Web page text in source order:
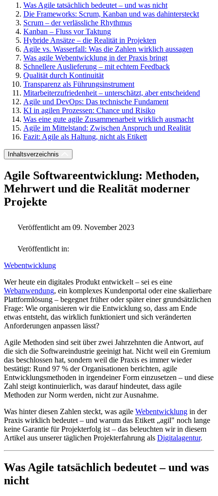
Was Agile tatsächlich bedeutet – und was nicht
Die Frameworks: Scrum, Kanban und was dahintersteckt
Scrum – der verlässliche Rhythmus
Kanban – Fluss vor Taktung
Hybride Ansätze – die Realität in Projekten
Agile vs. Wasserfall: Was die Zahlen wirklich aussagen
Was agile Webentwicklung in der Praxis bringt
Schnellere Auslieferung – mit echtem Feedback
Qualität durch Kontinuität
Transparenz als Führungsinstrument
Mitarbeiterzufriedenheit – unterschätzt, aber entscheidend
Agile und DevOps: Das technische Fundament
KI in agilen Prozessen: Chance und Risiko
Was eine gute agile Zusammenarbeit wirklich ausmacht
Agile im Mittelstand: Zwischen Anspruch und Realität
Fazit: Agile als Haltung, nicht als Etikett
Inhaltsverzeichnis
Agile Softwareentwicklung: Methoden,
Mehrwert und die Realität moderner
Projekte
Veröffentlicht am 09. November 2023
Veröffentlicht in:
Webentwicklung
Wer heute ein digitales Produkt entwickelt – sei es eine
Webanwendung, ein komplexes Kundenportal oder eine skalierbare
Plattformlösung – begegnet früher oder später einer grundsätzlichen
Frage: Wie organisieren wir die Entwicklung so, dass am Ende
etwas entsteht, das wirklich funktioniert und sich veränderten
Anforderungen anpassen lässt?
Agile Methoden sind seit über zwei Jahrzehnten die Antwort, auf
die sich die Softwareindustrie geeinigt hat. Nicht weil ein Gremium
das beschlossen hat, sondern weil die Praxis es immer wieder
bestätigt: Rund 97 % der Organisationen berichten, agile
Entwicklungsmethoden in irgendeiner Form einzusetzen – und diese
Zahl steigt kontinuierlich, was darauf hindeutet, dass agile
Methoden zur Norm werden, nicht zur Ausnahme.
Was hinter diesen Zahlen steckt, was agile Webentwicklung in der
Praxis wirklich bedeutet – und warum das Etikett „agil" noch lange
keine Garantie für Projekterfolg ist – das beleuchten wir in diesem
Artikel aus unserer täglichen Projekterfahrung als Digitalagentur.
Was Agile tatsächlich bedeutet – und was
nicht